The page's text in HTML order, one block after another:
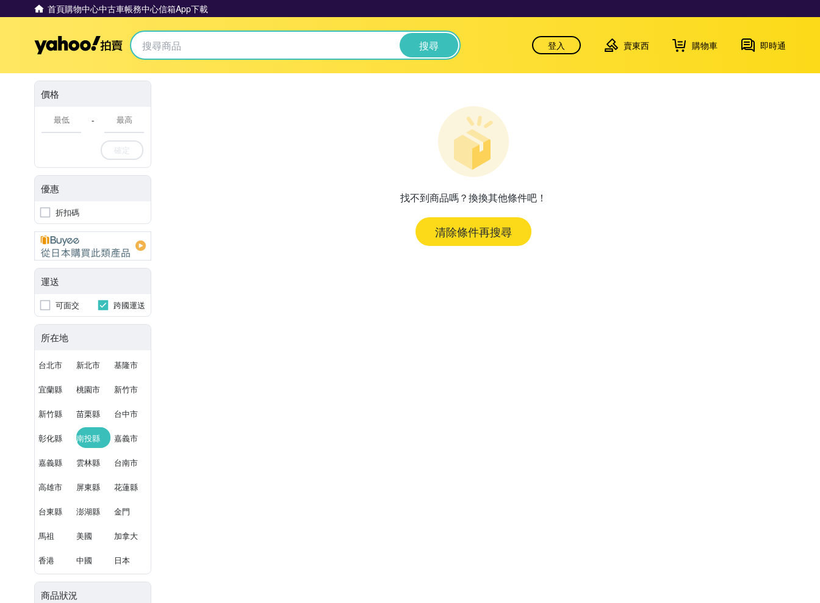
首頁購物中心中古車帳務中心信箱App下載
Yahoo拍賣 搜尋 登入 賣東西 購物車 即時通
價格
-
確定
優惠
折扣碼
運送
可面交 跨國運送
所在地
台北市 新北市 基隆市
宜蘭縣 桃園市 新竹市
新竹縣 苗栗縣 台中市
彰化縣 南投縣 嘉義市
嘉義縣 雲林縣 台南市
高雄市 屏東縣 花蓮縣
台東縣 澎湖縣 金門
馬祖 美國 加拿大
香港 中國 日本
商品狀況
找不到商品嗎？換換其他條件吧！
清除條件再搜尋